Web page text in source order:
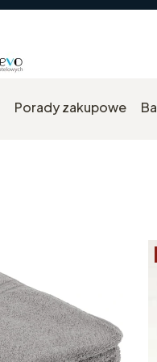
Porady zakupowe